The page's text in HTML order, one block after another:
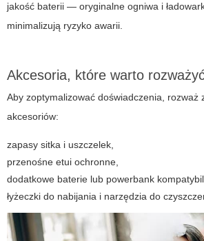
jakość baterii — oryginalne ogniwa i
minimalizują ryzyko awarii.
Akcesoria, które warto
Aby zoptymalizować doświadczenia, rozważ
akcesoriów:
zapasy sitka i uszczelek,
przenośne etui ochronne,
dodatkowe baterie lub powerbank
łyżeczki do nabijania i narzędzia do